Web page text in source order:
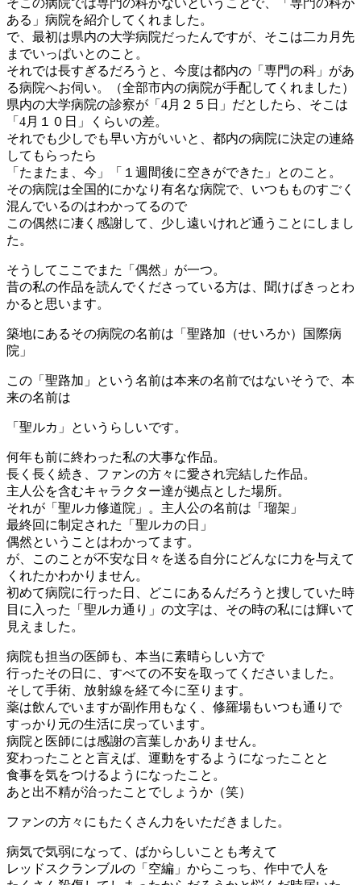
ある」病院を紹介してくれました。
で、最初は県内の大学病院だったんですが、そこは二カ月先
までいっぱいとのこと。
それでは長すぎるだろうと、今度は都内の「専門の科」があ
る病院へお伺い。（全部市内の病院が手配してくれました）
県内の大学病院の診察が「4月２５日」だとしたら、そこは
「4月１０日」くらいの差。
それでも少しでも早い方がいいと、都内の病院に決定の連絡
してもらったら
「たまたま、今」「１週間後に空きができた」とのこと。
その病院は全国的にかなり有名な病院で、いつもものすごく
混んでいるのはわかってるので
この偶然に凄く感謝して、少し遠いけれど通うことにしまし
た。
そうしてここでまた「偶然」が一つ。
昔の私の作品を読んでくださっている方は、聞けばきっとわ
かると思います。
築地にあるその病院の名前は「聖路加（せいろか）国際病
院」
この「聖路加」という名前は本来の名前ではないそうで、本
来の名前は
「聖ルカ」というらしいです。
何年も前に終わった私の大事な作品。
長く長く続き、ファンの方々に愛され完結した作品。
主人公を含むキャラクター達が拠点とした場所。
それが「聖ルカ修道院」。主人公の名前は「瑠架」
最終回に制定された「聖ルカの日」
偶然ということはわかってます。
が、このことが不安な日々を送る自分にどんなに力を与えて
くれたかわかりません。
初めて病院に行った日、どこにあるんだろうと捜していた時
目に入った「聖ルカ通り」の文字は、その時の私には輝いて
見えました。
病院も担当の医師も、本当に素晴らしい方で
行ったその日に、すべての不安を取ってくださいました。
そして手術、放射線を経て今に至ります。
薬は飲んでいますが副作用もなく、修羅場もいつも通りで
すっかり元の生活に戻っています。
病院と医師には感謝の言葉しかありません。
変わったことと言えば、運動をするようになったことと
食事を気をつけるようになったこと。
あと出不精が治ったことでしょうか（笑）
ファンの方々にもたくさん力をいただきました。
病気で気弱になって、ばからしいことも考えて
レッドスクランブルの「空編」からこっち、作中で人を